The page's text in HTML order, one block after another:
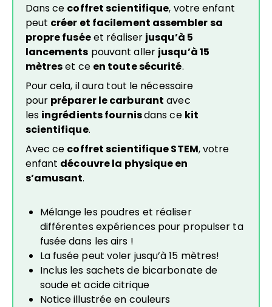
Dans ce coffret scientifique, votre enfant
peut créer et facilement assemblersa
propre fuséeet réaliser jusqu’à 5
lancements pouvant aller jusqu’à 15
mètreset ce en toute sécurité.
Pour cela, il aura tout le nécessaire
pour préparer le carburant avec
les ingrédients fournisdans ce kit
scientifique.
Avec ce coffret scientifique STEM, votre
enfant découvre la physique en
s’amusant.
Mélange les poudres et réaliser
différentes expériences pour propulser ta
fusée dans les airs !
La fusée peut voler jusqu’à 15 mètres!
Inclus les sachets de bicarbonate de
soude et acide citrique
Notice illustrée en couleurs